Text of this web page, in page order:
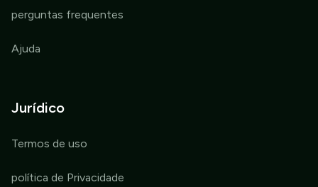
perguntas frequentes
Ajuda
Jurídico
Termos de uso
política de Privacidade